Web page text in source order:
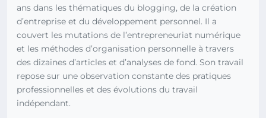
ans dans les thématiques du blogging, de la création
d’entreprise et du développement personnel. Il a
couvert les mutations de l’entrepreneuriat numérique
et les méthodes d’organisation personnelle à travers
des dizaines d’articles et d’analyses de fond. Son travail
repose sur une observation constante des pratiques
professionnelles et des évolutions du travail
indépendant.